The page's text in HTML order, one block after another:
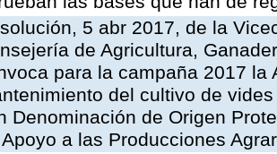
5 abr 2017, de la
de Agricultura,
para la campaña 2017
del cultivo de
Denominación de Origen
a las Producciones